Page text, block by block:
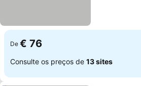
De € 76
Consulte os preços de 13 sites